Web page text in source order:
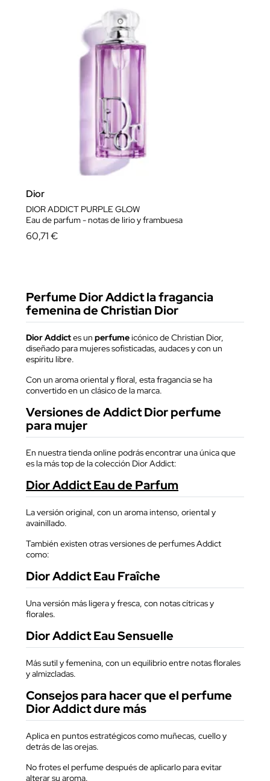
Dior
DIOR ADDICT PURPLE GLOW
Eau de parfum - notas de lirio y frambuesa
60,71 €
Perfume Dior Addict la fragancia
femenina de Christian Dior
Dior Addictes un perfumeicónico de Christian Dior,
diseñado para mujeres sofisticadas, audaces y con un
espíritu libre.
Con un aroma oriental y floral, esta fragancia se ha
convertido en un clásico de la marca.
Versiones de Addict Dior perfume
para mujer
En nuestra tienda online podrás encontrar una única que
es la más top de la colección Dior Addict:
Dior Addict Eau de Parfum
La versión original, con un aroma intenso, oriental y
avainillado.
También existen otras versiones de perfumes Addict
como:
Dior Addict Eau Fraîche
Una versión más ligera y fresca, con notas cítricas y
florales.
Dior Addict Eau Sensuelle
Más sutil y femenina, con un equilibrio entre notas florales
y almizcladas.
Consejos para hacer que el perfume
Dior Addict dure más
Aplica en puntos estratégicos como muñecas, cuello y
detrás de las orejas.
No frotes el perfume después de aplicarlo para evitar
alterar su aroma.